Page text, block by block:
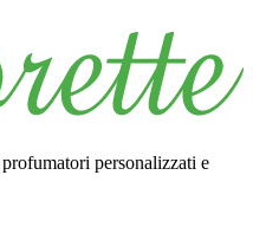
personalizzati e